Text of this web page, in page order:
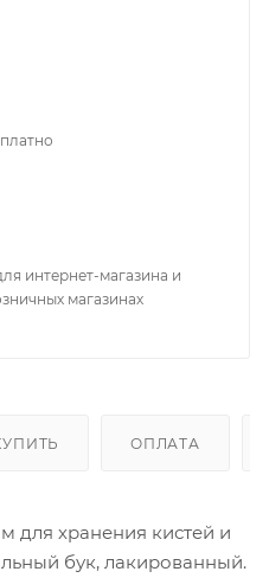
интернет-магазина и
магазинах
ОПЛАТА
хранения кистей и
бук, лакированный.